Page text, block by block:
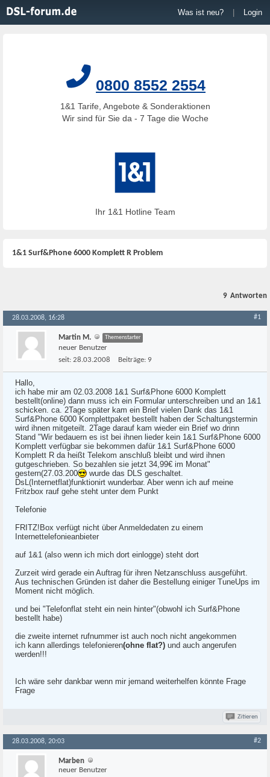
Was ist neu? Login
0800 8552 2554
1&1 Tarife, Angebote & Sonderaktionen
Wir sind für Sie da - 7 Tage die Woche
Ihr 1&1 Hotline Team
1&1 Surf&Phone 6000 Komplett R Problem
9 Antworten
28.03.2008, 16:28 #1
Martin M. Themenstarter
neuer Benutzer
seit: 28.03.2008 Beiträge: 9
Hallo,
ich habe mir am 02.03.2008 1&1 Surf&Phone 6000 Komplett
bestellt(online) dann muss ich ein Formular unterschreiben und an 1&1
schicken. ca. 2Tage später kam ein Brief vielen Dank das 1&1
Surf&Phone 6000 Komplettpaket bestellt haben der Schaltungstermin
wird ihnen mitgeteilt. 2Tage darauf kam wieder ein Brief wo drinn
Stand "Wir bedauern es ist bei ihnen lieder kein 1&1 Surf&Phone 6000
Komplett verfügbar sie bekommen dafür 1&1 Surf&Phone 6000
Komplett R da heißt Telekom anschluß bleibt und wird ihnen
gutgeschrieben. So bezahlen sie jetzt 34,99€ im Monat"
gestern(27.03.200
wurde das DLS geschaltet.
DsL(Internetflat)funktionirt wunderbar. Aber wenn ich auf meine
Fritzbox rauf gehe steht unter dem Punkt
Telefonie
FRITZ!Box verfügt nicht über Anmeldedaten zu einem
Internettelefonieanbieter
auf 1&1 (also wenn ich mich dort einlogge) steht dort
Zurzeit wird gerade ein Auftrag für ihren Netzanschluss ausgeführt.
Aus technischen Gründen ist daher die Bestellung einiger TuneUps im
Moment nicht möglich.
und bei "Telefonflat steht ein nein hinter"(obwohl ich Surf&Phone
bestellt habe)
die zweite internet rufnummer ist auch noch nicht angekommen
ich kann allerdings telefonieren(ohne flat?) und auch angerufen
werden!!!
Ich wäre sehr dankbar wenn mir jemand weiterhelfen könnte Frage
Frage
Zitieren
28.03.2008, 20:03 #2
Marben
neuer Benutzer